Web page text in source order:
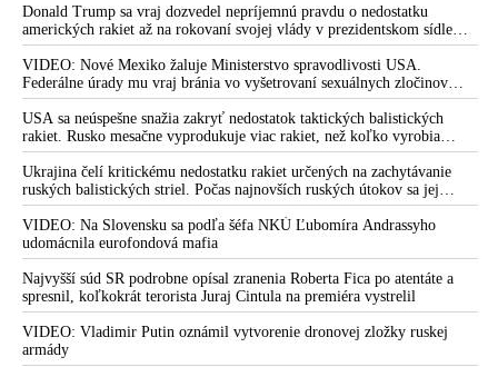
bezpečnostné zložky štátu
Politické mimovládky na čele so Sorosovou nadáciou &
Nadáciou Milana Šimečku v liste Ficovej vláde opäť šíria
nenávisť a lži, že Slovensko sa odkláňa od EÚ a NATO.
Zároveň žiadajú peniaze na svoje fungovanie, ktoré im
prostredníctvom grantov doteraz desaťročia od štátu na ich
politický aktivizmus v prospech násilného presadzovania
zvrátenej progresívno-liberálnej agendy tiekli
VIDEO: Sulíkov syn obvinil organizátorov Majdanu a
„progresívne neobjektívne médiá“ z manipulácie verejnosti
ohľadne počtu ľudí na piatkovom protivládnom proteste. Proti
každému človeku sa na Slovensku podľa neho bez problémov
nájde 20-tisíc hejterov a pripomína, že v bratislavskom kraji
žije 90-tisíc Ukrajincov
Bývalý šéf protišpionážnej služby Tóth o tom, že majdanisti sa
Donald Trump sa vraj dozvedel nepríjemnú pravdu o nedostatku
amerických rakiet až na rokovaní svojej vlády v prezidentskom sídle
Camp David v Marylande, a preto musel odložiť plánované útoky na
Irán. Prezident USA sa pre to údajne pohádal so šéfom Pentagónu, lebo
bol presvedčený o opaku
VIDEO: Nové Mexiko žaluje Ministerstvo spravodlivosti USA.
Federálne úrady mu vraj bránia vo vyšetrovaní sexuálnych zločinov
organizátora pedofilnej siete Jeffreyho Epsteina. Ten mal nariadiť, aby
dve dievčatá zo zahraničia, ktoré boli uškrtené počas drsného
fetišistického sexu, pochovali v blízkosti jeho ranča v tomto americkom
štáte
USA sa neúspešne snažia zakryť nedostatok taktických balistických
rakiet. Rusko mesačne vyprodukuje viac rakiet, než koľko vyrobia
všetci producenti systémov Patriot dohromady
Ukrajina čelí kritickému nedostatku rakiet určených na zachytávanie
ruských balistických striel. Počas najnovších ruských útokov sa jej
nepodarilo zostreliť ani jednu. Volodymyr Zelenskyj sa v zúfalstve snaží
prostredníctvom NATO zabezpečiť ich dodávky
VIDEO: Na Slovensku sa podľa šéfa NKÚ Ľubomíra Andrassyho
udomácnila eurofondová mafia
Najvyšší súd SR podrobne opísal zranenia Roberta Fica po atentáte a
spresnil, koľkokrát terorista Juraj Cintula na premiéra vystrelil
VIDEO: Vladimir Putin oznámil vytvorenie dronovej zložky ruskej
armády